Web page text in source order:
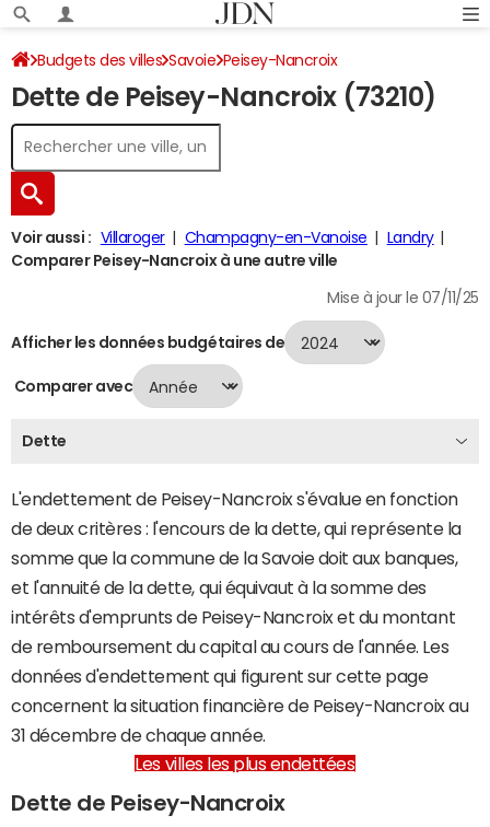
Budgets des villes Savoie Peisey-Nancroix
Dette au 31/12/2024
Dette de Peisey-Nancroix (73210)
Voir aussi : Villaroger Champagny-en-Vanoise
Landry
Comparer Peisey-Nancroix à une autre ville
Mise à jour le 07/11/25
Afficher les données budgétaires de
Comparer avec
Dette
L'endettement de Peisey-Nancroix s'évalue en fonction
de deux critères : l'encours de la dette, qui représente la
somme que la commune de la Savoie doit aux banques,
et l'annuité de la dette, qui équivaut à la somme des
intérêts d'emprunts de Peisey-Nancroix et du montant
de remboursement du capital au cours de l'année. Les
données d'endettement qui figurent sur cette page
concernent la situation financière de Peisey-Nancroix au
31 décembre de chaque année.
Les villes les plus endettées
Dette de Peisey-Nancroix